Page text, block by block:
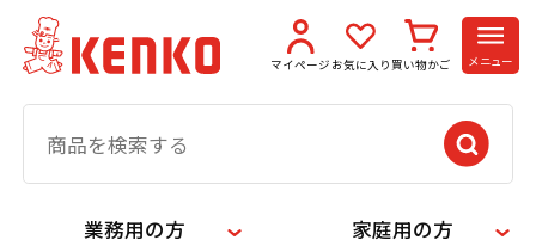
マイページ お気に入り 買い物かご メニュー
業務用の方 家庭用の方